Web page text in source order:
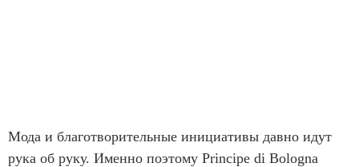
Мода и благотворительные инициативы давно идут
рука об руку. Именно поэтому Principe di Bologna